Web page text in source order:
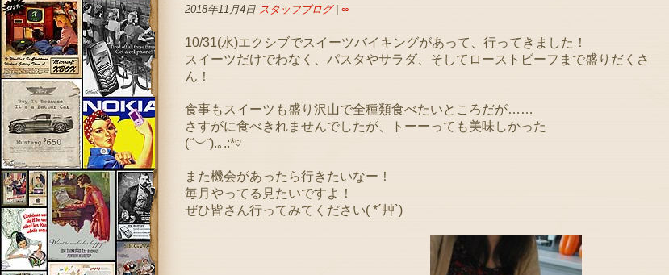
2018年11月4日 スタッフブログ| ∞
10/31(水)エクシブでスイーツバイキングがあって、行ってきました！
スイーツだけでわなく、パスタやサラダ、そしてローストビーフまで盛りだくさ
ん！
食事もスイーツも盛り沢山で全種類食べたいところだが……
さすがに食べきれませんでしたが、トーーっても美味しかった
(˘︶˘).｡.:*♡
また機会があったら行きたいなー！
毎月やってる見たいですよ！
ぜひ皆さん行ってみてください( *´艸`)